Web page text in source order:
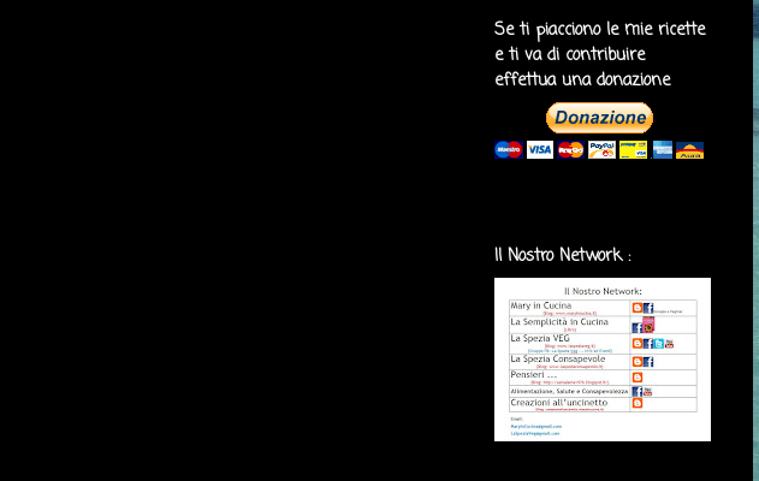
Se ti piacciono le mie ricette
e ti va di contribuire
effettua una donazione
Il Nostro Network :